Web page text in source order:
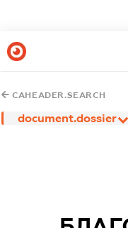
CAHEADER.SEARCH
document.dossier